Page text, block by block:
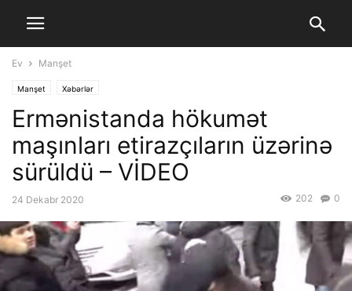
Ev Manşet
Manşet Xəbərlər
Ermənistanda hökumət
maşınları etirazçıların üzərinə
sürüldü – VİDEO
24 Dekabr 2020 0
202